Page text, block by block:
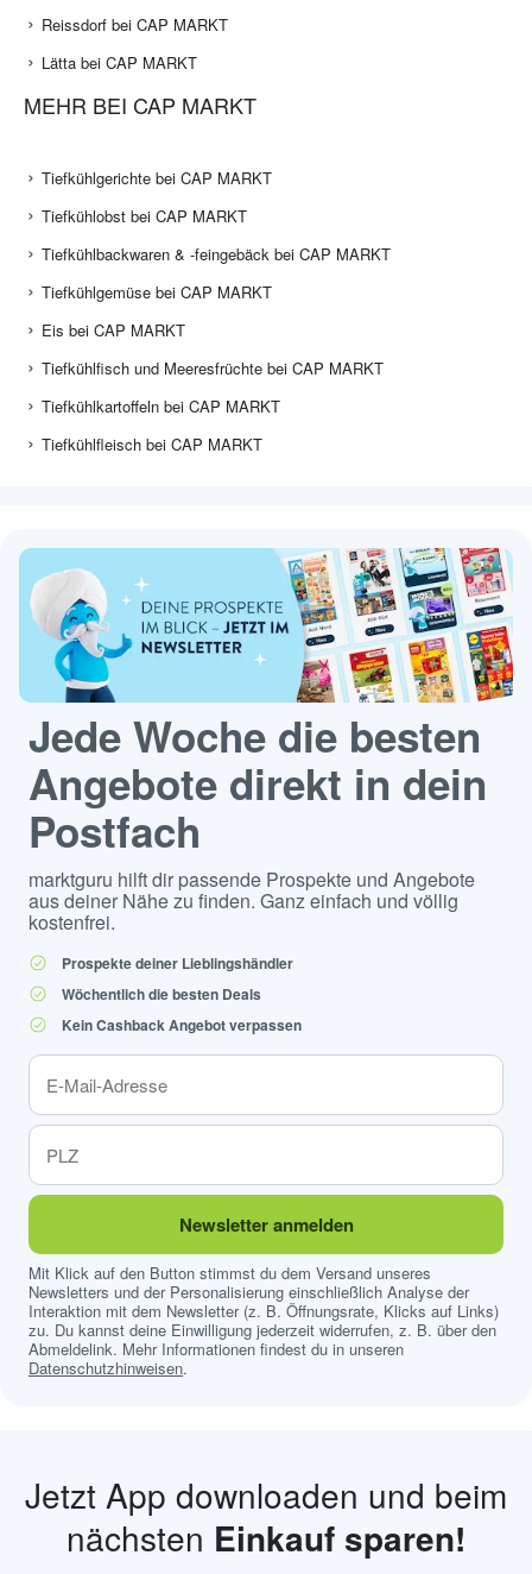
Reissdorf bei CAP MARKT
Lätta bei CAP MARKT
MEHR BEI CAP MARKT
Tiefkühlgerichte bei CAP MARKT
Tiefkühlobst bei CAP MARKT
Tiefkühlbackwaren & -feingebäck bei CAP MARKT
Tiefkühlgemüse bei CAP MARKT
Eis bei CAP MARKT
Tiefkühlfisch und Meeresfrüchte bei CAP MARKT
Tiefkühlkartoffeln bei CAP MARKT
Tiefkühlfleisch bei CAP MARKT
Jede Woche die besten
Angebote direkt in dein
Postfach
marktguru hilft dir passende Prospekte und Angebote
aus deiner Nähe zu finden. Ganz einfach und völlig
kostenfrei.
Prospekte deiner Lieblingshändler
Wöchentlich die besten Deals
Kein Cashback Angebot verpassen
Newsletter anmelden
Mit Klick auf den Button stimmst du dem Versand unseres
Newsletters und der Personalisierung einschließlich Analyse der
Interaktion mit dem Newsletter (z. B. Öffnungsrate, Klicks auf Links)
zu. Du kannst deine Einwilligung jederzeit widerrufen, z. B. über den
Abmeldelink. Mehr Informationen findest du in unseren
Datenschutzhinweisen.
Jetzt App downloaden und beim
nächsten Einkauf sparen!